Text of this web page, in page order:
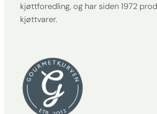
kjøttforedling, og har siden 1972
kjøttvarer.